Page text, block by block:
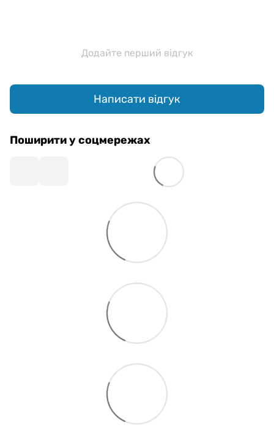
Додайте перший відгук
Написати відгук
Поширити у соцмережах